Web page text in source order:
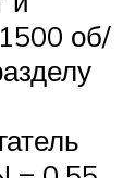
об/